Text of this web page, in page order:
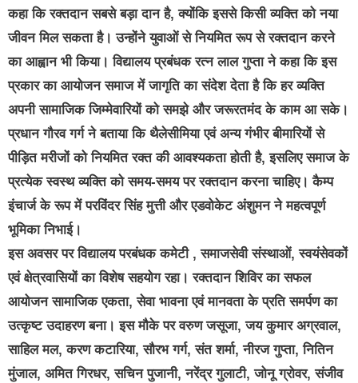
कहा कि रक्तदान सबसे बड़ा दान है, क्योंकि इससे किसी व्यक्ति को नया
जीवन मिल सकता है। उन्होंने युवाओं से नियमित रूप से रक्तदान करने
का आह्वान भी किया। विद्यालय प्रबंधक रत्न लाल गुप्ता ने कहा कि इस
प्रकार का आयोजन समाज में जागृति का संदेश देता है कि हर व्यक्ति
अपनी सामाजिक जिम्मेवारियों को समझे और जरूरतमंद के काम आ सके।
प्रधान गौरव गर्ग ने बताया कि थैलेसीमिया एवं अन्य गंभीर बीमारियों से
पीड़ित मरीजों को नियमित रक्त की आवश्यकता होती है, इसलिए समाज के
प्रत्येक स्वस्थ व्यक्ति को समय-समय पर रक्तदान करना चाहिए। कैम्प
इंचार्ज के रूप में परविंदर सिंह मुत्ती और एडवोकेट अंशुमन ने महत्वपूर्ण
भूमिका निभाई।
इस अवसर पर विद्यालय परबंधक कमेटी , समाजसेवी संस्थाओं, स्वयंसेवकों
एवं क्षेत्रवासियों का विशेष सहयोग रहा। रक्तदान शिविर का सफल
आयोजन सामाजिक एकता, सेवा भावना एवं मानवता के प्रति समर्पण का
उत्कृष्ट उदाहरण बना। इस मौके पर वरुण जसूजा, जय कुमार अग्रवाल,
साहिल मल, करण कटारिया, सौरभ गर्ग, संत शर्मा, नीरज गुप्ता, नितिन
मुंजाल, अमित गिरधर, सचिन पुजानी, नरेंद्र गुलाटी, जोनू ग्रोवर, संजीव